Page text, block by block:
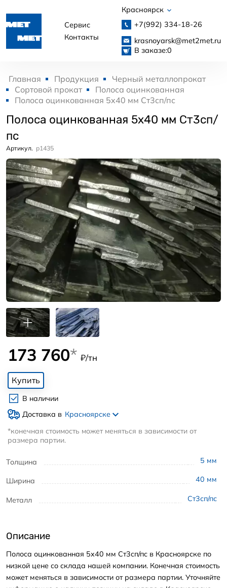
Сервис
Контакты
Красноярск
+7(992) 334-18-26
krasnoyarsk@met2met.ru
В заказе:0
Главная Продукция
Черный металлопрокат
Сортовой прокат
Полоса оцинкованная
Полоса оцинкованная 5x40 мм Ст3сп/пс
Полоса оцинкованная 5x40 мм Ст3сп/
пс
Артикул. p1435
Толщина 5 мм
Ширина 40 мм
Металл Ст3сп/пс
173 760* ₽/тн
Купить
В наличии
Доставка в Красноярске
*конечная стоимость может меняться в зависимости от
размера партии.
Описание
Полоса оцинкованная 5x40 мм Ст3сп/пс в Красноярске по
низкой цене со склада нашей компании. Конечная стоимость
может меняться в зависимости от размера партии. Уточняйте